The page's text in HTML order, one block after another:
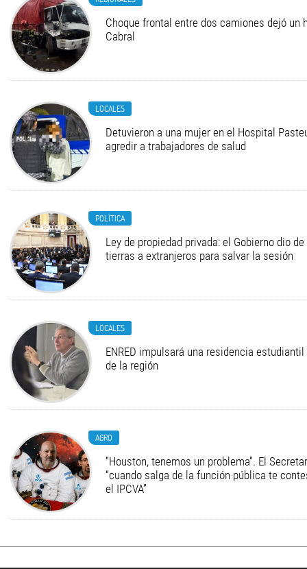
Choque frontal entre dos camiones dejó un
Cabral
LOCALES
Detuvieron a una mujer en el Hospital
agredir a trabajadores de salud
POLÍTICA
Ley de propiedad privada: el Gobierno dio
tierras a extranjeros para salvar la sesión
LOCALES
ENRED impulsará una residencia
de la región
AGRO
“Houston, tenemos un problema”. El
“cuando salga de la función pública te
el IPCVA”